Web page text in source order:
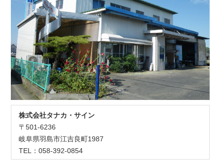
株式会社タナカ・サイン
〒501-6236
岐阜県羽島市江吉良町1987
TEL：058-392-0854